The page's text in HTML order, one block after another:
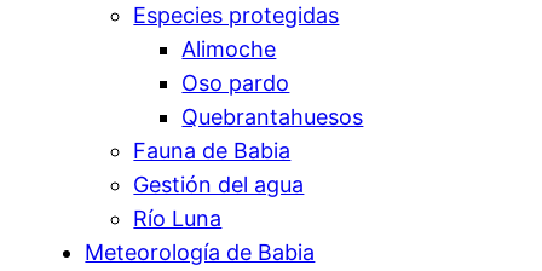
Especies protegidas
Alimoche
Oso pardo
Quebrantahuesos
Fauna de Babia
Gestión del agua
Río Luna
Meteorología de Babia